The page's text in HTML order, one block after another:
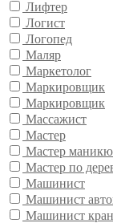
Лифтер
Логист
Логопед
Маляр
Маркетолог
Маркировщик
Маркировщик
Массажист
Мастер
Мастер
Мастер по
Машинист
Машинист
Машинист